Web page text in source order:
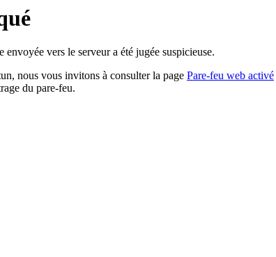
vers le serveur a été jugée suspicieuse.
nous vous invitons à consulter la page Pare-feu web activé
du pare-feu.